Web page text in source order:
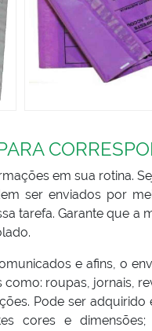
em sua rotina.
ser enviados por
tarefa. Garante que
e afins, o
roupas, jornais,
Pode ser
cores e